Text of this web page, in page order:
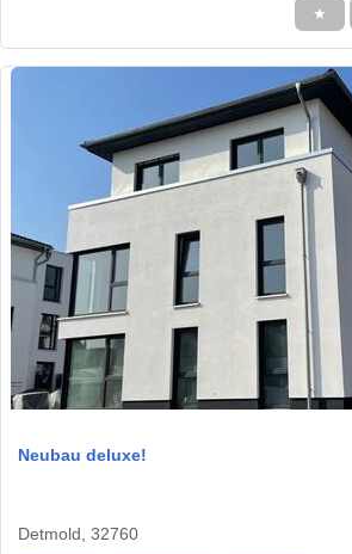
★
Neubau deluxe!
Detmold, 32760